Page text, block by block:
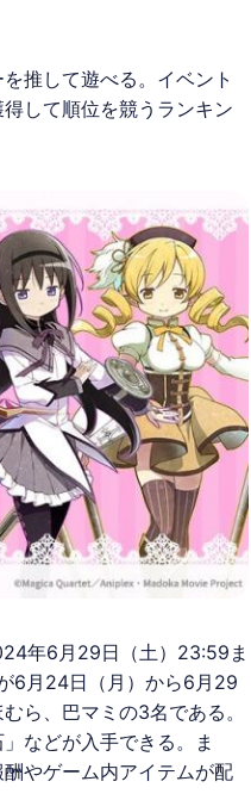
推して遊べる。イベント
して順位を競うランキン
年6月29日（土）23:59ま
6月24日（月）から6月29
ら、巴マミの3名である。
などが入手できる。ま
やゲーム内アイテムが配